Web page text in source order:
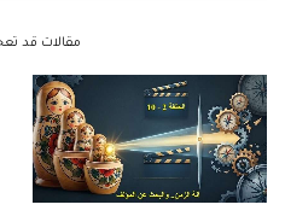
مقالات قد